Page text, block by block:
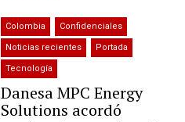
Colombia Confidenciales
Noticias recientes Portada
Tecnología
Danesa MPC Energy
Solutions acordó